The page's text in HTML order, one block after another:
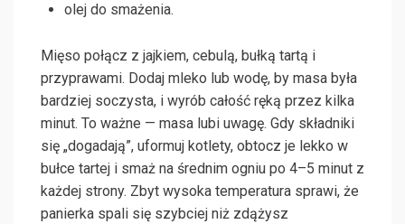
olej do smażenia.
Mięso połącz z jajkiem, cebulą, bułką tartą i
przyprawami. Dodaj mleko lub wodę, by masa była
bardziej soczysta, i wyrób całość ręką przez kilka
minut. To ważne — masa lubi uwagę. Gdy składniki
się „dogadają”, uformuj kotlety, obtocz je lekko w
bułce tartej i smaż na średnim ogniu po 4–5 minut z
każdej strony. Zbyt wysoka temperatura sprawi, że
panierka spali się szybciej niż zdążysz